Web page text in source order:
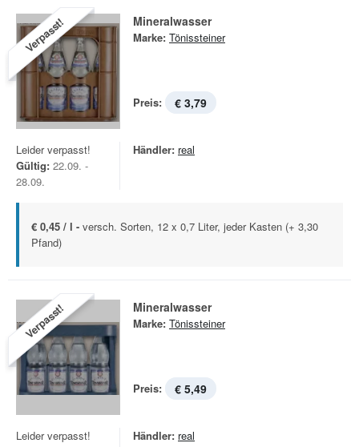
Verpasst! Mineralwasser
Marke: Tönissteiner
Preis: € 3,79
Leider verpasst!
Gültig: 22.09. -
28.09.
Händler: real
€ 0,45 / l - versch. Sorten, 12 x 0,7 Liter, jeder Kasten (+ 3,30
Pfand)
Verpasst! Mineralwasser
Marke: Tönissteiner
Preis: € 5,49
Leider verpasst!
Händler: real